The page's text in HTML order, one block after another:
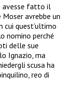
avesse fatto il
avrebbe un
quest’ultimo
nomino perché
delle sue
Ignazio, ma
scusa ha
reo di